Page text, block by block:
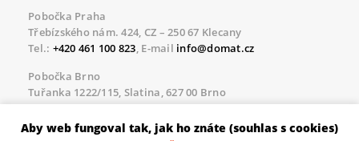
Pobočka Praha
Třebízského nám. 424, CZ – 250 67 Klecany
Tel.: +420 461 100 823, E-mail info@domat.cz
Pobočka Brno
Tuřanka 1222/115, Slatina, 627 00 Brno
Tel.:+420 461 100 823, E-mailinfo@domat.cz
Servisní linka pro námi realizované akce
Aby web fungoval tak, jak ho znáte (souhlas s cookies)